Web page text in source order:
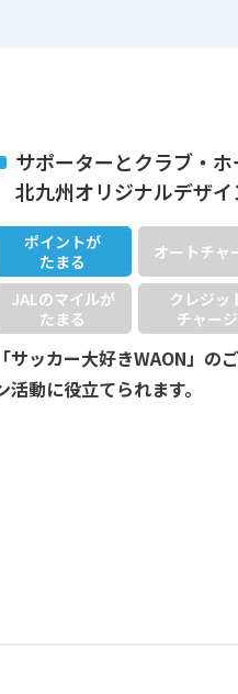
サポーターとクラブ・
北九州オリジナルデザイ
ポイントが
たまる
オートチャ
JALのマイルが
たまる
クレジッ
チャージ
「サッカー大好きWAON」
活動に役立てられます。